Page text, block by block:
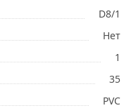
D8/1
Нет
1
35
PVC